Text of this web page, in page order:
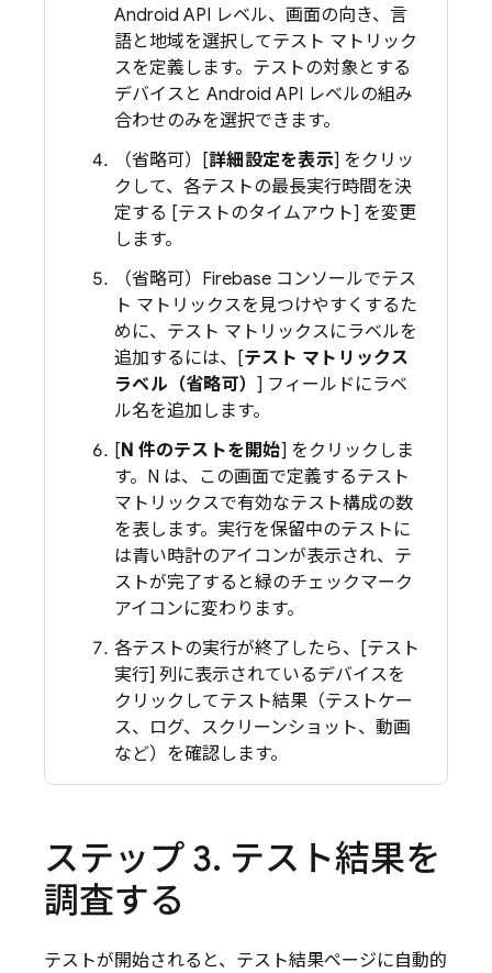
Android API レベル、画面の向き、言
語と地域を選択してテスト マトリック
スを定義します。テストの対象とする
デバイスと Android API レベルの組み
合わせのみを選択できます。
（省略可）[詳細設定を表示] をクリッ
クして、各テストの最長実行時間を決
定する [テストのタイムアウト] を変更
します。
（省略可） Firebase コンソールでテス
ト マトリックスを見つけやすくするた
めに、テスト マトリックスにラベルを
追加するには、[テスト マトリックス
ラベル（省略可） ] フィールドにラベ
ル名を追加します。
[N 件のテストを開始] をクリックしま
す。N は、この画面で定義するテスト
マトリックスで有効なテスト構成の数
を表します。実行を保留中のテストに
は青い時計のアイコンが表示され、テ
ストが完了すると緑のチェックマーク
アイコンに変わります。
各テストの実行が終了したら、[テスト
実行] 列に表示されているデバイスを
クリックしてテスト結果（テストケー
ス、ログ、スクリーンショット、動画
など）を確認します。
ステップ 3. テスト結果を
調査する
テストが開始されると、テスト結果ページに自動的